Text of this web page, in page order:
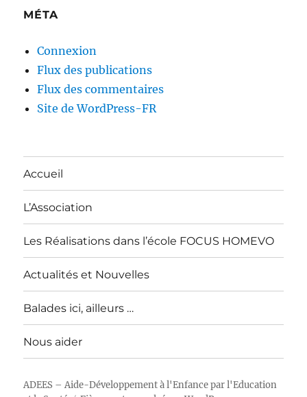
MÉTA
Connexion
Flux des publications
Flux des commentaires
Site de WordPress-FR
Accueil
L’Association
Les Réalisations dans l’école FOCUS HOMEVO
Actualités et Nouvelles
Balades ici, ailleurs …
Nous aider
ADEES – Aide-Développement à l'Enfance par l'Education